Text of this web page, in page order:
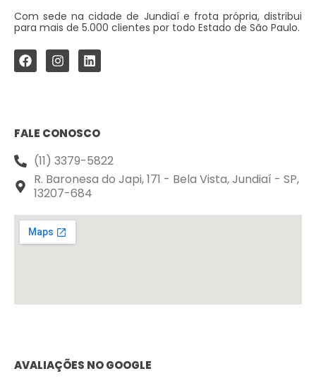
Com sede na cidade de Jundiaí e frota própria, distribui
para mais de 5.000 clientes por todo Estado de São Paulo.
FALE CONOSCO
(11) 3379-5822
R. Baronesa do Japi, 171 - Bela Vista, Jundiaí - SP,
13207-684
AVALIAÇÕES NO GOOGLE